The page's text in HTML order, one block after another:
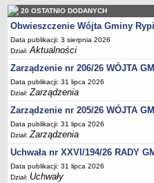
URZĄD GMINY
Dane teleadresowe
Tabela informacyjna
Czas pracy urzędu
Nr konta bankowego, NIP,
Pracownicy urzędu - urząd
Pracownicy urzędu - baza
Kompetencje referatów
Regulamin organizacyjny
Regulamin naboru na wolne
20 OSTATNIO DODANYCH
Obwieszczenie Wójta Gminy
Data publikacji: 3 sierpnia 2026
Dział:Aktualności
Zarządzenie nr 206/26 WÓJTA
Data publikacji: 31 lipca 2026
Dział:Zarządzenia
Zarządzenie nr 205/26 WÓJTA
Data publikacji: 31 lipca 2026
Dział:Zarządzenia
Uchwała nr XXVI/194/26 RADY
Data publikacji: 31 lipca 2026
Dział: Uchwały